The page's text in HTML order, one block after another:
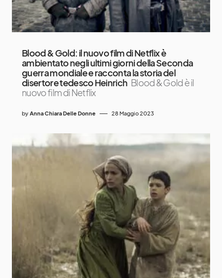
Blood & Gold: il nuovo film di Netflix è
ambientato negli ultimi giorni della Seconda
guerra mondiale e racconta la storia del
disertore tedesco Heinrich Blood & Gold è il
nuovo film di Netflix
by Anna Chiara Delle Donne 28 Maggio 2023